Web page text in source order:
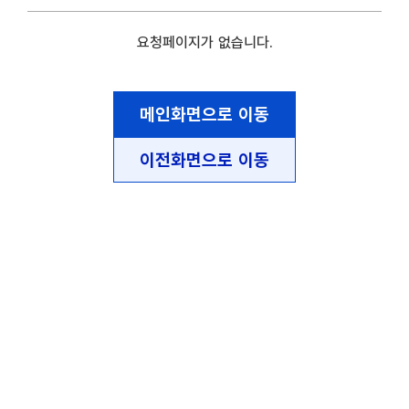
요청페이지가 없습니다.
메인화면으로 이동
이전화면으로 이동